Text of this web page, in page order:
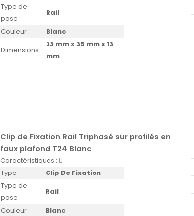
Type de
pose :
Rail
Couleur :
Blanc
Dimensions :
33 mm x 35 mm x 13
mm
Clip de Fixation Rail Triphasé sur profilés en
faux plafond T24 Blanc
Caractéristiques :
Type :
Clip De Fixation
Type de
pose :
Rail
Couleur :
Blanc